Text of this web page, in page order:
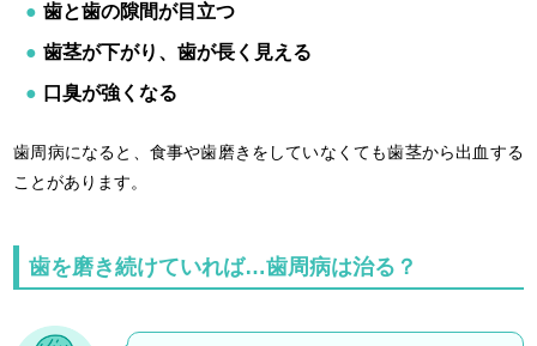
歯と歯の隙間が目立つ
歯茎が下がり、歯が長く見える
口臭が強くなる
歯周病になると、食事や歯磨きをしていなくても歯茎から出血する
ことがあります。
歯を磨き続けていれば…歯周病は治る？